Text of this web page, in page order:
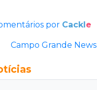
por Cackle
Campo Grande News